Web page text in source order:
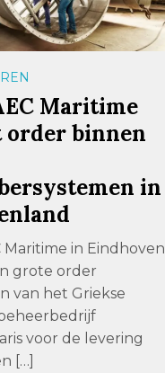
Maritime
order binnen
in
Maritime in Eindhoven
grote order
van het Griekse
voor de levering
[…]